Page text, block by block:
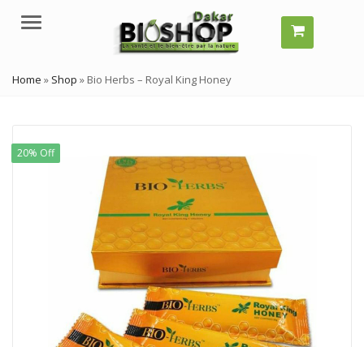
Menu
Home » Shop » Bio Herbs – Royal King Honey
20% Off